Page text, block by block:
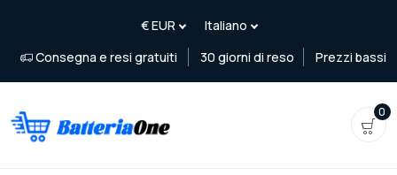
Consegna e resi gratuiti 30 giorni di reso Prezzi bassi
0